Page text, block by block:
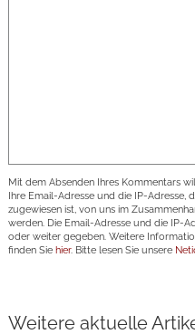
Mit dem Absenden Ihres Kommentars
Ihre Email-Adresse und die IP-Adresse,
zugewiesen ist, von uns im
werden. Die Email-Adresse und die IP-
oder weiter gegeben. Weitere
finden Sie hier. Bitte lesen Sie unsere
Weitere aktuelle